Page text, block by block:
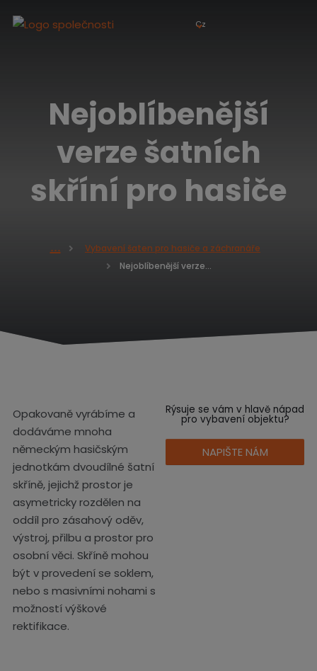
Cz
Nejoblíbenější
verze šatních
skříní pro hasiče
s
a
Vybavení šaten pro hasiče a záchranáře
Nejoblíbenější verze šatních skříní pro hasiče
Opakovaně vyrábíme a
dodáváme mnoha
německým hasičským
jednotkám dvoudílné šatní
skříně, jejichž prostor je
asymetricky rozdělen na
oddíl pro zásahový oděv,
výstroj, přilbu a prostor pro
osobní věci. Skříně mohou
být v provedení se soklem,
nebo s masivními nohami s
možností výškové
rektifikace.
Rýsuje se vám v hlavě nápad
pro vybavení objektu?
NAPIŠTE NÁM